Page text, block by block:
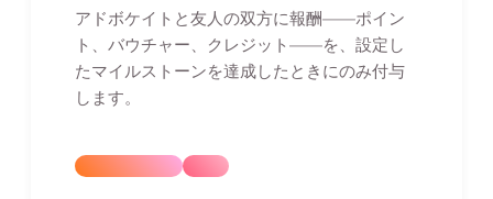
アドボケイトと友人の双方に報酬——ポイン
ト、バウチャー、クレジット——を、設定し
たマイルストーンを達成したときにのみ付与
します。